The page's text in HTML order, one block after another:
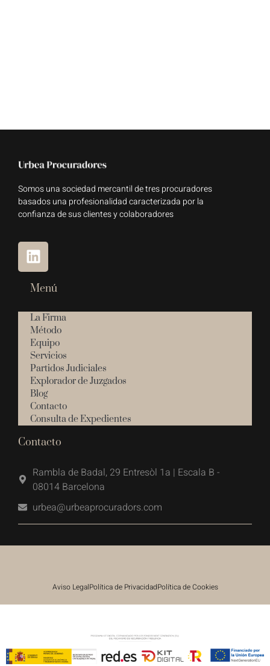
Somos una sociedad mercantil de tres procuradores
basados una profesionalidad caracterizada por la
confianza de sus clientes y colaboradores
Menú
La Firma
Método
Equipo
Servicios
Partidos Judiciales
Explorador de Juzgados
Blog
Contacto
Consulta de Expedientes
Contacto
Rambla de Badal, 29 Entresòl 1a | Escala B -
08014 Barcelona
urbea@urbeaprocuradors.com
Aviso LegalPolítica de PrivacidadPolítica de Cookies